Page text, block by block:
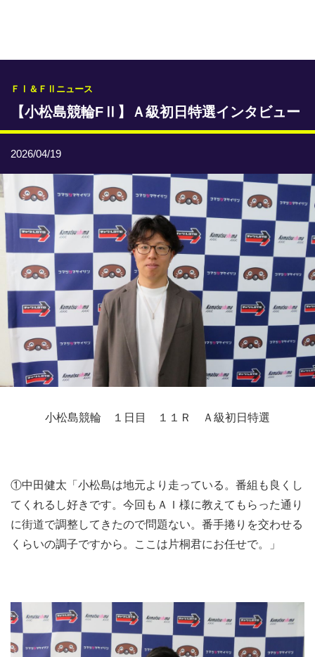
レース情報
本日のおすすめレース
トリマクリオリジナル予想
トリマクリコラム
お知らせ
番記者とくダネ！
選手ランキング
競輪場ガイド
記者紹介
ご意見をお聞かせください
お問い合わせ
支払い方法、ポイント利用規約
よくある質問
ＦⅠ＆ＦⅡニュース
【小松島競輪FⅡ】Ａ級初日特選インタビュー
2026/04/19
小松島競輪 １日目 １１Ｒ Ａ級初日特選
①中田健太「小松島は地元より走っている。番組も良くし
てくれるし好きです。今回もＡＩ様に教えてもらった通り
に街道で調整してきたので問題ない。番手捲りを交わせる
くらいの調子ですから。ここは片桐君にお任せで。」